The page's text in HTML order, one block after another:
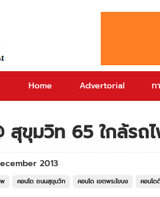
Home Advertorial ท
สุขุมวิท 65 ใกล้รถ
2013
พ คอนโด ถนนสุขุมวิท คอนโด เขตพระโขนง คอนโด